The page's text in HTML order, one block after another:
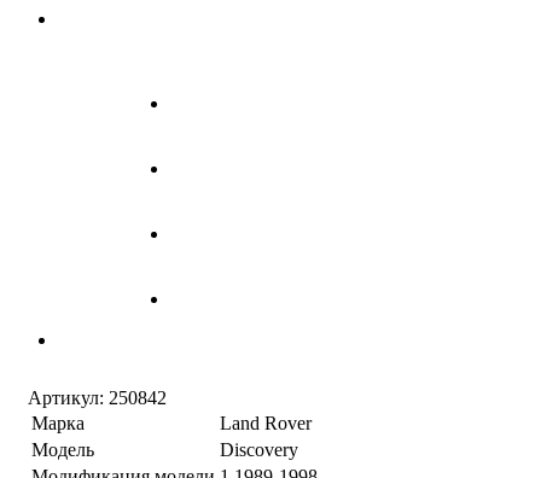
Артикул: 250842
Марка
Land Rover
Модель
Discovery